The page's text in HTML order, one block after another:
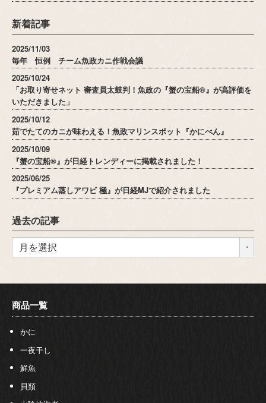
新着記事
2025/11/03
毎年 恒例 チーム魚政カニ作戦会議
2025/10/24
「お取り寄せネット 審査員太鼓判！魚政の『蟹の宝船®』が高評価を
いただきました」
2025/10/12
茹でたてのカニが味わえる！魚政マリンスポット『かにべん』
2025/10/09
『蟹の宝船®』が日経トレンディーに掲載されました！
2025/06/25
『プレミアム蒸しアワビ 極』が日経MJで紹介されました
過去の記事
商品一覧
かに
一夜干し
鮮魚
貝類